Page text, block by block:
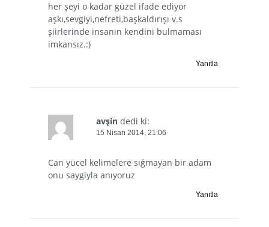
her şeyi o kadar güzel ifade ediyor
aşkı,sevgiyi,nefreti,başkaldırışı v.s
şiirlerinde insanın kendini bulmaması
imkansız.:)
Yanıtla
avşin dedi ki:
15 Nisan 2014, 21:06
Can yücel kelimelere sığmayan bir adam
onu saygiyla anıyoruz
Yanıtla